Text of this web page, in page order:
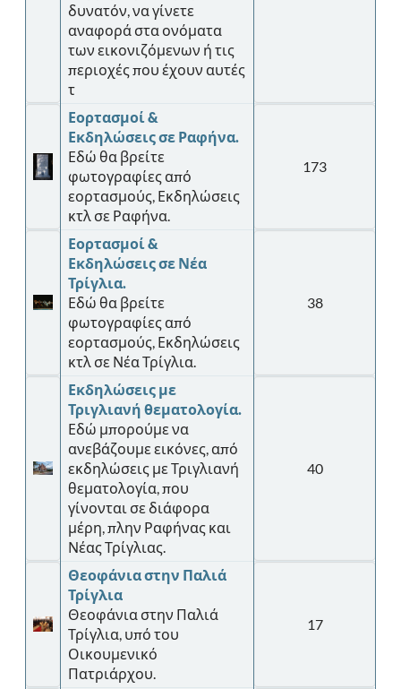
δυνατόν, να γίνετε
αναφορά στα ονόματα
των εικονιζόμενων ή τις
περιοχές που έχουν αυτές
τ
Εορτασμοί &
Εκδηλώσεις σε Ραφήνα.
Εδώ θα βρείτε
φωτογραφίες από
εορτασμούς, Εκδηλώσεις
κτλ σε Ραφήνα.
173
Εορτασμοί &
Εκδηλώσεις σε Νέα
Τρίγλια.
Εδώ θα βρείτε
φωτογραφίες από
εορτασμούς, Εκδηλώσεις
κτλ σε Νέα Τρίγλια.
38
Εκδηλώσεις με
Τριγλιανή θεματολογία.
Εδώ μπορούμε να
ανεβάζουμε εικόνες, από
εκδηλώσεις με Τριγλιανή
θεματολογία, που
γίνονται σε διάφορα
μέρη, πλην Ραφήνας και
Νέας Τρίγλιας.
40
Θεοφάνια στην Παλιά
Τρίγλια
Θεοφάνια στην Παλιά
Τρίγλια, υπό του
Οικουμενικό
Πατριάρχου.
17